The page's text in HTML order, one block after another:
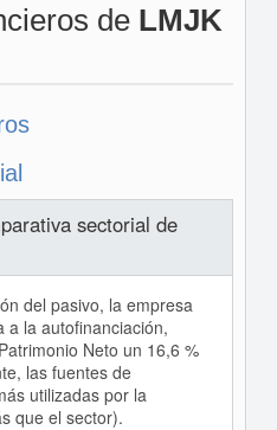
de LMJK
sectorial de
del pasivo, la empresa
a la autofinanciación,
Neto un 16,6 %
las fuentes de
utilizadas por la
que el sector).